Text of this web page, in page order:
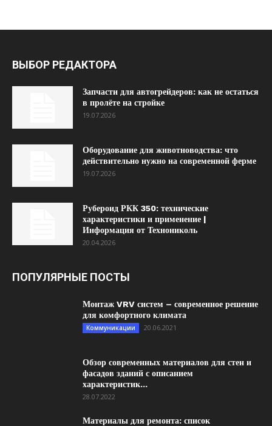
ВЫБОР РЕДАКТОРА
Запчасти для автогрейдеров: как не остаться
в пролёте на стройке
19.07.2026
Оборудование для животноводства: что
действительно нужно на современной ферме
19.07.2026
Рубероид РКК 350: технические
характеристики и применение |
Информация от Технониколь
20.04.2026
ПОПУЛЯРНЫЕ ПОСТЫ
Монтаж VRV систем – современное решение
для комфортного климата
Коммуникации 20.06.2021
Обзор современных материалов для стен и
фасадов зданий с описанием
характеристик...
28.07.2022
Материалы для ремонта: список